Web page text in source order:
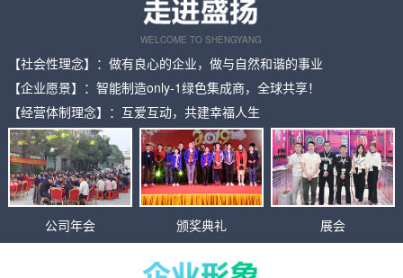
WELCOME TO SHENGYANG
【社会性理念】：做有良心的企业，做与自然和谐的事业
【企业愿景】：智能制造only-1绿色集成商，全球共享！
【经营体制理念】：互爱互动，共建幸福人生
公司年会 颁奖典礼 展会